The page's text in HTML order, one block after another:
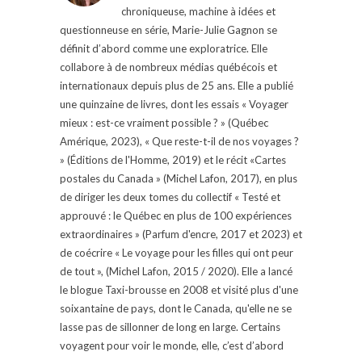
chroniqueuse, machine à idées et
questionneuse en série, Marie-Julie Gagnon se
définit d’abord comme une exploratrice. Elle
collabore à de nombreux médias québécois et
internationaux depuis plus de 25 ans. Elle a publié
une quinzaine de livres, dont les essais « Voyager
mieux : est-ce vraiment possible ? » (Québec
Amérique, 2023), « Que reste-t-il de nos voyages ?
» (Éditions de l'Homme, 2019) et le récit «Cartes
postales du Canada » (Michel Lafon, 2017), en plus
de diriger les deux tomes du collectif « Testé et
approuvé : le Québec en plus de 100 expériences
extraordinaires » (Parfum d'encre, 2017 et 2023) et
de coécrire « Le voyage pour les filles qui ont peur
de tout », (Michel Lafon, 2015 / 2020). Elle a lancé
le blogue Taxi-brousse en 2008 et visité plus d'une
soixantaine de pays, dont le Canada, qu'elle ne se
lasse pas de sillonner de long en large. Certains
voyagent pour voir le monde, elle, c’est d’abord